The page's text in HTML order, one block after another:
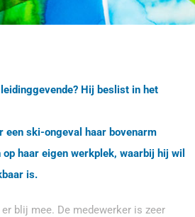
Hij beslist in het
een ski-ongeval haar bovenarm
haar eigen werkplek, waarbij hij wil
is.
blij mee. De medewerker is zeer